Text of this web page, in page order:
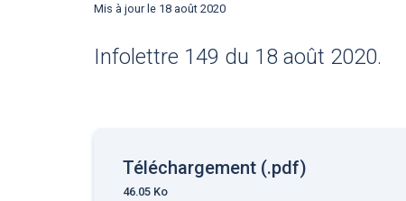
Mis à jour le18 août 2020
Infolettre 149 du 18 août 2020.
Téléchargement (.pdf)
46.05 Ko